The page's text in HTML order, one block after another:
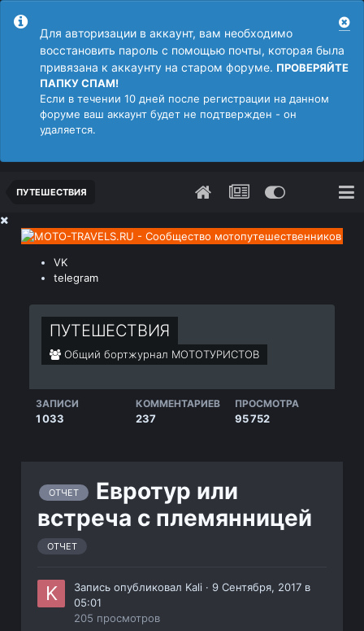
Для авторизации в аккаунт, вам необходимо
восстановить пароль с помощью почты, которая была
привязана к аккаунту на старом форуме. ПРОВЕРЯЙТЕ
ПАПКУ СПАМ!
Если в течении 10 дней после регистрации на данном
форуме ваш аккаунт будет не подтвержден - он
удаляется.
ПУТЕШЕСТВИЯ
VK
telegram
ПУТЕШЕСТВИЯ
Общий бортжурнал МОТОТУРИСТОВ
ЗАПИСИ
1 033
КОММЕНТАРИЕВ
237
ПРОСМОТРА
95 752
ОТЧЕТ
Евротур или
встреча с племянницей
ОТЧЕТ
Запись опубликовал Kali ·9 Сентября, 2017 в
05:01
205 просмотров